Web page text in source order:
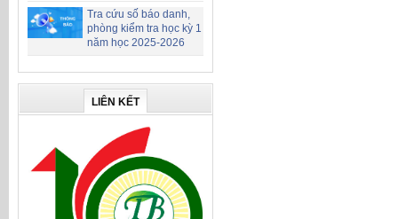
Tra cứu số báo danh,
phòng kiểm tra học kỳ 1
năm học 2025-2026
LIÊN KẾT